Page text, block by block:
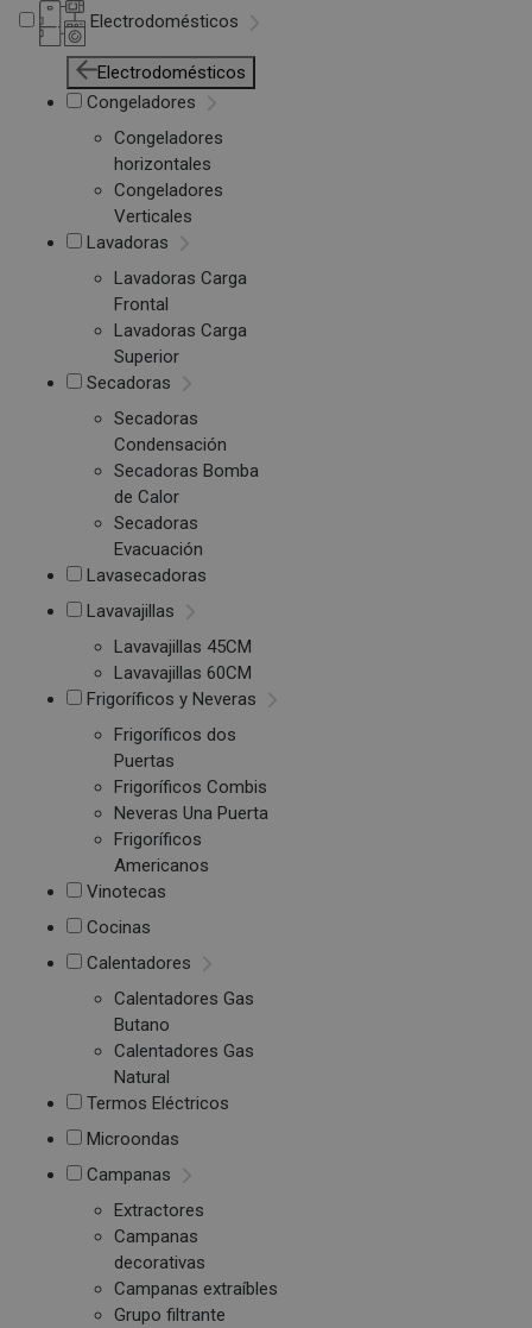
Electrodomésticos
Electrodomésticos
Congeladores
Congeladores
horizontales
Congeladores
Verticales
Lavadoras
Lavadoras Carga
Frontal
Lavadoras Carga
Superior
Secadoras
Secadoras
Condensación
Secadoras Bomba
de Calor
Secadoras
Evacuación
Lavasecadoras
Lavavajillas
Lavavajillas 45CM
Lavavajillas 60CM
Frigoríficos y Neveras
Frigoríficos dos
Puertas
Frigoríficos Combis
Neveras Una Puerta
Frigoríficos
Americanos
Vinotecas
Cocinas
Calentadores
Calentadores Gas
Butano
Calentadores Gas
Natural
Termos Eléctricos
Microondas
Campanas
Extractores
Campanas
decorativas
Campanas extraíbles
Grupo filtrante